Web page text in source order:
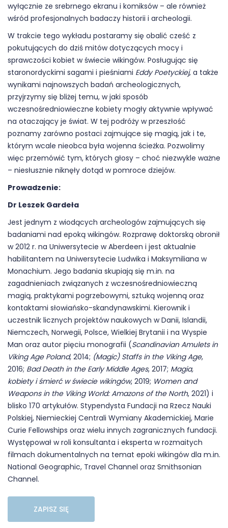
wyłącznie ze srebrnego ekranu i komiksów – ale również
wśród profesjonalnych badaczy historii i archeologii.
W trakcie tego wykładu postaramy się obalić cześć z
pokutujących do dziś mitów dotyczących mocy i
sprawczości kobiet w świecie wikingów. Posługując się
staronordyckimi sagami i pieśniami Eddy Poetyckiej, a także
wynikami najnowszych badań archeologicznych,
przyjrzymy się bliżej temu, w jaki sposób
wczesnośredniowieczne kobiety mogły aktywnie wpływać
na otaczający je świat. W tej podróży w przeszłość
poznamy zarówno postaci zajmujące się magią, jak i te,
którym wcale nieobca była wojenna ścieżka. Pozwolimy
więc przemówić tym, których głosy – choć niezwykle ważne
– niesłusznie niknęły dotąd w pomroce dziejów.
Prowadzenie:
Dr Leszek Gardeła
Jest jednym z wiodących archeologów zajmujących się
badaniami nad epoką wikingów. Rozprawę doktorską obronił
w 2012 r. na Uniwersytecie w Aberdeen i jest aktualnie
habilitantem na Uniwersytecie Ludwika i Maksymiliana w
Monachium. Jego badania skupiają się m.in. na
zagadnieniach związanych z wczesnośredniowieczną
magią, praktykami pogrzebowymi, sztuką wojenną oraz
kontaktami słowiańsko-skandynawskimi. Kierownik i
uczestnik licznych projektów naukowych w Danii, Islandii,
Niemczech, Norwegii, Polsce, Wielkiej Brytanii i na Wyspie
Man oraz autor pięciu monografii (Scandinavian Amulets in
Viking Age Poland, 2014; (Magic) Staffs in the Viking Age,
2016; Bad Death in the Early Middle Ages, 2017; Magia,
kobiety i śmierć w świecie wikingów, 2019; Women and
Weapons in the Viking World: Amazons of the North, 2021) i
blisko 170 artykułów. Stypendysta Fundacji na Rzecz Nauki
Polskiej, Niemieckiej Centrali Wymiany Akademickiej, Marie
Curie Fellowships oraz wielu innych zagranicznych fundacji.
Występował w roli konsultanta i eksperta w rozmaitych
filmach dokumentalnych na temat epoki wikingów dla m.in.
National Geographic, Travel Channel oraz Smithsonian
Channel.
ZAPISZ SIĘ